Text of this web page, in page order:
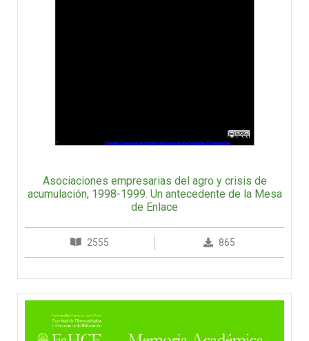
Asociaciones empresarias del agro y crisis de
acumulación, 1998-1999. Un antecedente de la Mesa
de Enlace
2555 865